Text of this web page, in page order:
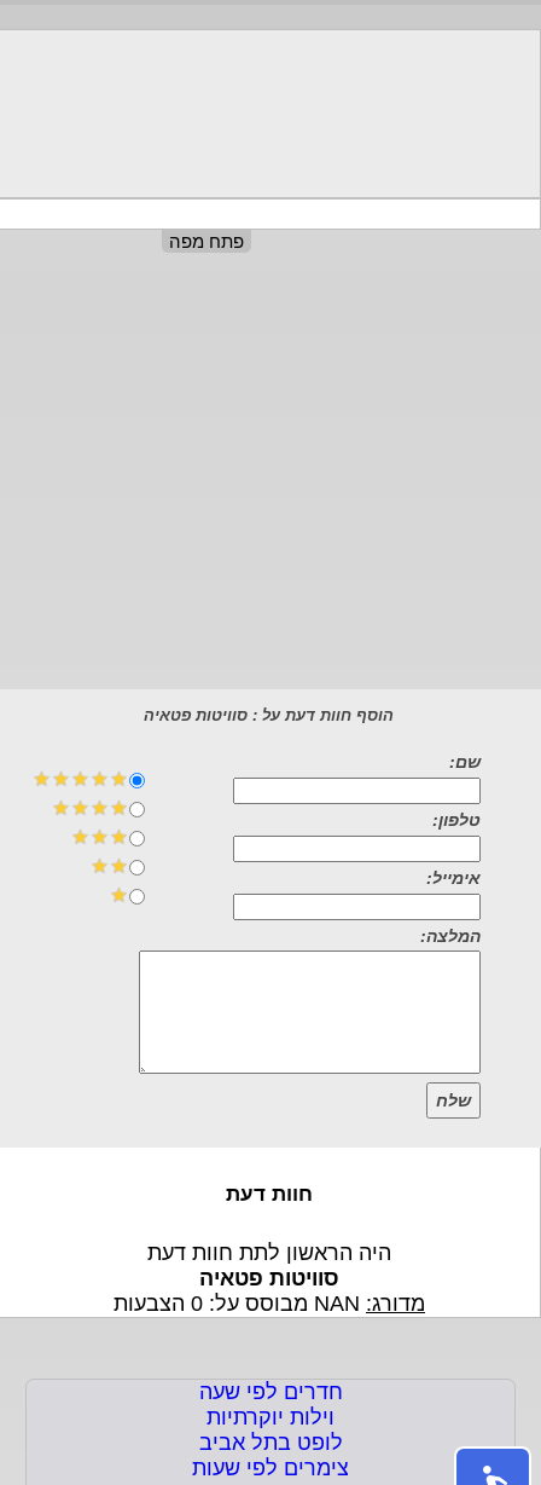
פתח מפה
הוסף חוות דעת על : סוויטות פטאיה
שם:
טלפון:
אימייל:
המלצה:
שלח
חוות דעת
היה הראשון לתת חוות דעת
סוויטות פטאיה
מדורג: NAN מבוסס על: 0 הצבעות
חדרים לפי שעה
וילות יוקרתיות
לופט בתל אביב
צימרים לפי שעות